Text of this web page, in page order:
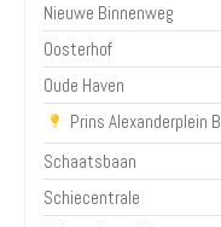
Nieuwe Binnenweg
Oosterhof
Oude Haven
Prins Alexanderplein B
Schaatsbaan
Schiecentrale